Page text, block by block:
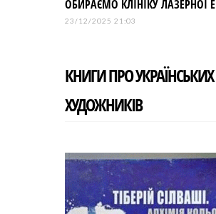
ОБИРАЄМО КЛІНІКУ ЛАЗЕРНОЇ
23/12/2025 21:03
КНИГИ ПРО УКРАЇНСЬКИХ
ХУДОЖНИКІВ